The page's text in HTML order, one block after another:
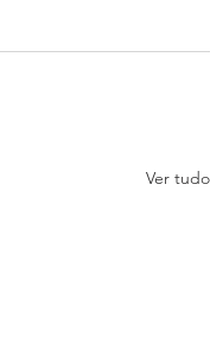
Ver tudo